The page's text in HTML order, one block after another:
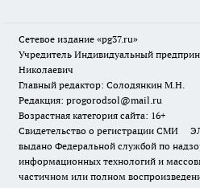
Сетевое издание «pg37.ru»
Учредитель Индивидуальный
Николаевич
Главный редактор: Солодянкин М.Н.
Редакция: progorodsol@mail.ru
Возрастная категория сайта: 16+
Свидетельство о регистрации СМИ
выдано Федеральной службой по
информационных технологий и
частичном или полном